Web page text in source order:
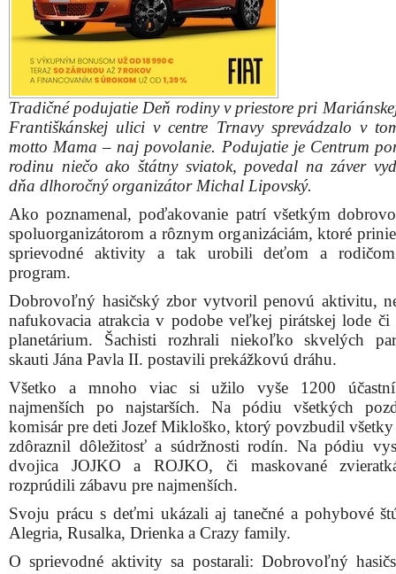
nafukovacia atrakcia v podobe veľkej pirátskej lode či
planetárium. Šachisti rozhrali niekoľko skvelých
Všetko a mnoho viac si užilo vyše 1200
najmenších po najstarších. Na pódiu všetkých
komisár pre deti Jozef Mikloško, ktorý povzbudil
zdôraznil dôležitosť a súdržnosti rodín. Na pódiu
dvojica JOJKO a ROJKO, či maskované
rozprúdili zábavu pre najmenších.
Svoju prácu s deťmi ukázali aj tanečné a pohybové
Alegria, Rusalka, Drienka a Crazy family.
O sprievodné aktivity sa postarali: Dobrovoľný
Trnava, Trnavská arcidiecézna charita, Kinder Club,
materské centrum, Skautský zbor FSE Trnava 1 sv.
II., Trnavské materské centrum a ďalší.
„Aj týmto podujatím sa Centrum pomoci pre rodinu
do väčšej pozornosti rodinu, jej ochranu a najmä jej
pre spoločnosť. Touto cestou ďakujeme všetkým
dobrovoľníkom, partnerom a spolupracujúcim
celoročnú podporu,“dodal Michal Lipovský,
sociálnych služieb Centra pomoci pre rodinu v Trnave.
FOTO – Deň rodiny 2023: